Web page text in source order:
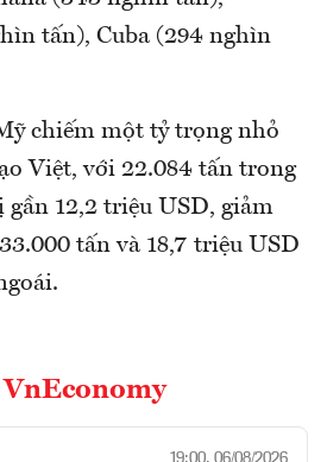
tấn), Cuba (294 nghìn
chiếm một tỷ trọng nhỏ
Việt, với 22.084 tấn trong
gần 12,2 triệu USD, giảm
tấn và 18,7 triệu USD
VnEconomy